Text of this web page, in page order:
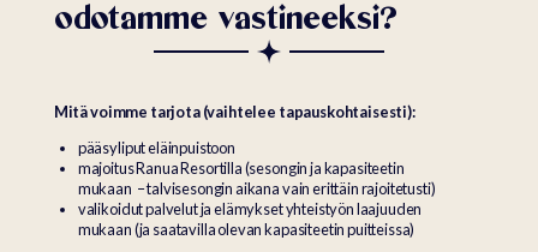
odotamme vastineeksi?
Mitä voimme tarjota (vaihtelee tapauskohtaisesti):
pääsyliput eläinpuistoon
majoitus Ranua Resortilla (sesongin ja kapasiteetin
mukaan – talvisesongin aikana vain erittäin rajoitetusti)
valikoidut palvelut ja elämykset yhteistyön laajuuden
mukaan (ja saatavilla olevan kapasiteetin puitteissa)